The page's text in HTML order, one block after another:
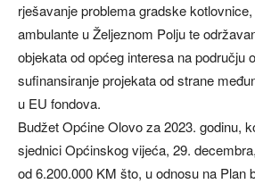
rješavanje problema gradske
ambulante u Željeznom Polju te
objekata od općeg interesa na području
sufinansiranje projekata od strane
u EU fondova.
Budžet Općine Olovo za 2023. godinu,
sjednici Općinskog vijeća, 29.
od 6.200.000 KM što, u odnosu na Plan